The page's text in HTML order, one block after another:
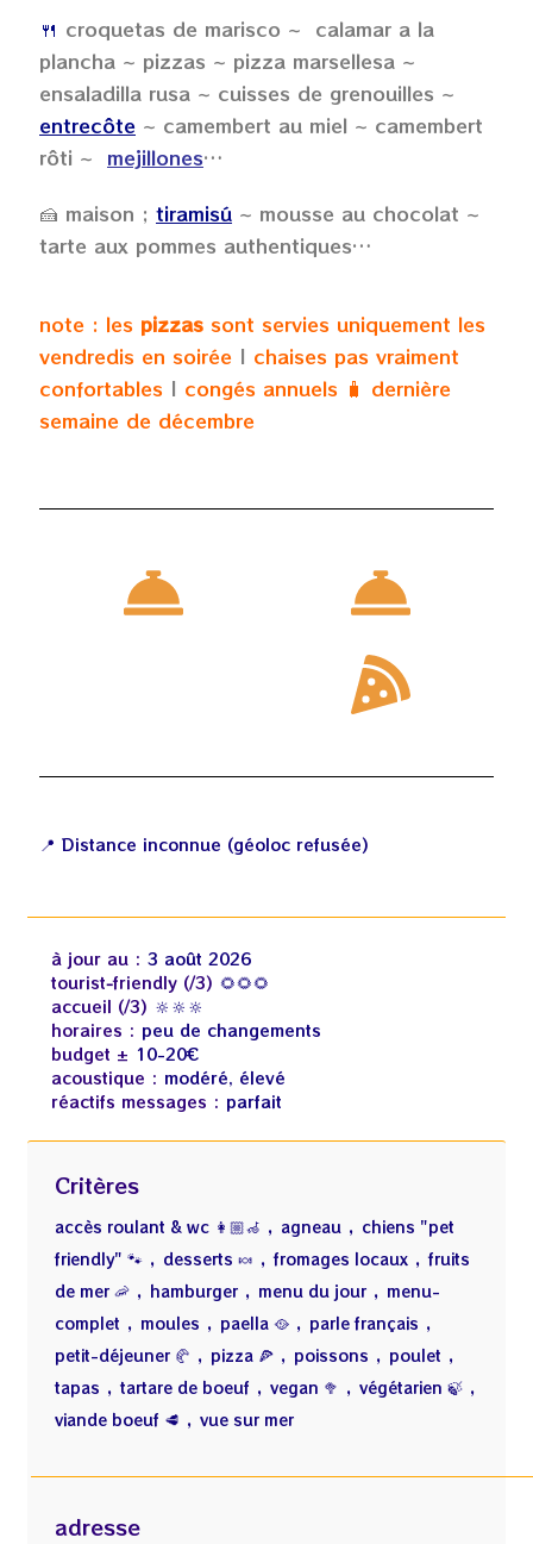
🍴 croquetas de marisco ~ calamar a la
plancha ~ pizzas ~ pizza marsellesa ~
ensaladilla rusa ~ cuisses de grenouilles ~
entrecôte ~ camembert au miel ~ camembert
rôti ~ mejillones…
🍰 maison ; tiramisú ~ mousse au chocolat ~
tarte aux pommes authentiques…
note : les pizzas sont servies uniquement les
vendredis en soirée | chaises pas vraiment
confortables | congés annuels 🧳 dernière
semaine de décembre
📍 Distance inconnue (géoloc refusée)
à jour au : 3 août 2026
tourist‑friendly (/3) 🌻🌻🌻
accueil (/3) 🔆🔆🔆
horaires : peu de changements
budget ± 10-20€
acoustique : modéré, élevé
réactifs messages : parfait
adresse
Critères
accès roulant & wc 👩🏼‍🦽 , agneau , chiens "pet
friendly" 🐾 , desserts 🍬 ,fromages locaux ,fruits
de mer 🦐 , hamburger , menu du jour , menu-
complet , moules , paella 🥘 , parle français ,
petit-déjeuner 🥐 , pizza 🍕 , poissons , poulet ,
tapas ,tartare de boeuf , vegan 🥦 , végétarien 🍃 ,
viande boeuf 🥩 , vue sur mer